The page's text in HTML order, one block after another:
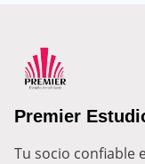
Premier
Tu socio confiable